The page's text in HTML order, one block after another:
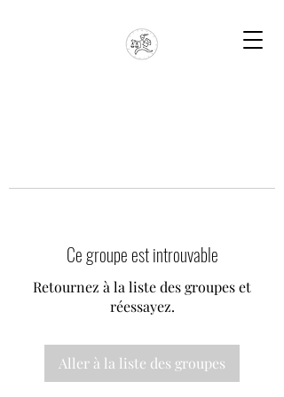
Ce groupe est introuvable
Retournez à la liste des groupes et
réessayez.
Aller à la liste des groupes